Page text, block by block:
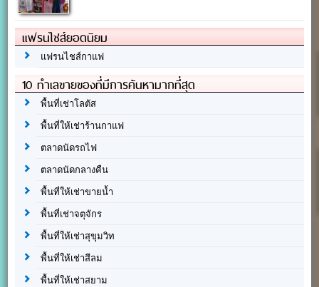
แฟรนไชส์ยอดนิยม
แฟรนไชส์กาแฟ
10 ทำเลขายของที่มีการค้นหามากที่สุด
พื้นที่เช่าโลตัส
พื้นที่ให้เช่าร้านกาแฟ
ตลาดนัดรถไฟ
ตลาดนัดกลางคืน
พื้นที่ให้เช่าขายน้ำ
พื้นที่เช่าจตุจักร
พื้นที่ให้เช่าสุขุมวิท
พื้นที่ให้เช่าสีลม
พื้นที่ให้เช่าสยาม